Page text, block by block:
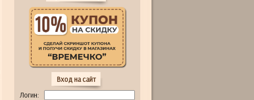
Вход на сайт
Логин: